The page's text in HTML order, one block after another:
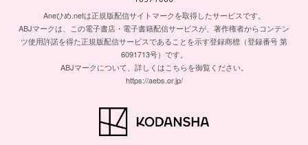
Aneひめ.netは正規版配信サイトマークを取得したサービスです。
ABJマークは、この電子書店・電子書籍配信サービスが、著作権者からコンテン
ツ使用許諾を得た正規版配信サービスであることを示す登録商標（登録番号 第
6091713号）です。
ABJマークについて、詳しくはこちらを御覧ください。
https://aebs.or.jp/